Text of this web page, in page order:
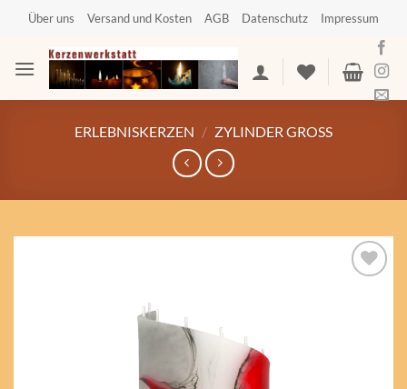
springen
Über uns Versand und Kosten AGB Datenschutz Impressum
ERLEBNISKERZEN / ZYLINDER GROSS